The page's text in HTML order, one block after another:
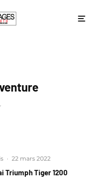
· 22 mars 2022
Triumph Tiger 1200